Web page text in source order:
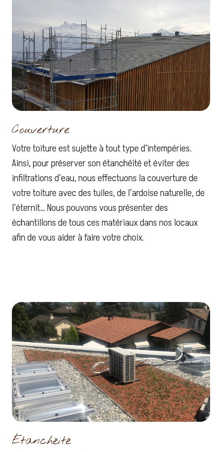
Couverture
Votre toiture est sujette à tout type d’intempéries.
Ainsi, pour préserver son étanchéité et éviter des
infiltrations d’eau, nous effectuons la couverture de
votre toiture avec des tuiles, de l’ardoise naturelle, de
l’éternit… Nous pouvons vous présenter des
échantillons de tous ces matériaux dans nos locaux
afin de vous aider à faire votre choix.
Étanchéité